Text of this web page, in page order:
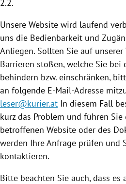
2.2.
Unsere Website wird laufend
uns die Bedienbarkeit und
Anliegen. Sollten Sie auf unserer
Barrieren stoßen, welche Sie bei
behindern bzw. einschränken,
an folgende E-Mail-Adresse
leser@kurier.at In diesem Fall
kurz das Problem und führen Sie
betroffenen Website oder des
werden Ihre Anfrage prüfen und
kontaktieren.
Bitte beachten Sie auch, dass es